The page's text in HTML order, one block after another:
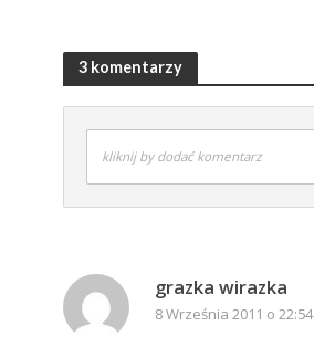
3 komentarzy
kliknij by dodać komentarz
grazka wirazka
8 Września 2011 o 22:54